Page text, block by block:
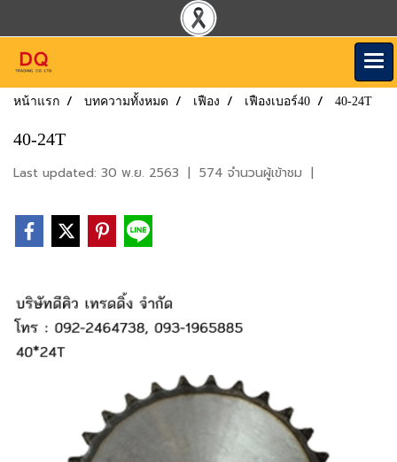
หน้าแรก บทความทั้งหมด เฟือง เฟืองเบอร์40 40-24T
40-24T
Last updated: 30 พ.ย. 2563 | 574 จำนวนผู้เข้าชม |